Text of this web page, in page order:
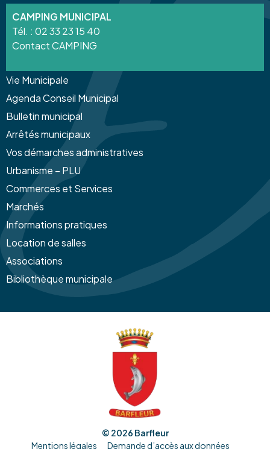
CAMPING MUNICIPAL
Tél. : 02 33 23 15 40
Contact CAMPING
Vie Municipale
Agenda Conseil Municipal
Bulletin municipal
Arrêtés municipaux
Vos démarches administratives
Urbanisme – PLU
Commerces et Services
Marchés
Informations pratiques
Location de salles
Associations
Bibliothèque municipale
© 2026 Barfleur
Mentions légales
Demande d’accès aux données